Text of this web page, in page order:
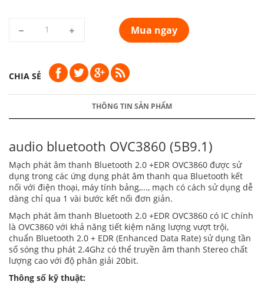
Mua ngay
CHIA SẺ
THÔNG TIN SẢN PHẨM
audio bluetooth OVC3860 (5B9.1)
Mạch phát âm thanh Bluetooth 2.0 +EDR OVC3860 được sử
dụng trong các ứng dụng phát âm thanh qua Bluetooth kết
nối với điện thoại, máy tính bảng,..., mạch có cách sử dụng dễ
dàng chỉ qua 1 vài bước kết nối đơn giản.
Mạch phát âm thanh Bluetooth 2.0 +EDR OVC3860 có IC chính
là OVC3860 với khả năng tiết kiệm năng lượng vượt trội,
chuẩn Bluetooth 2.0 + EDR (Enhanced Data Rate) sử dụng tần
số sóng thu phát 2.4Ghz có thể truyền âm thanh Stereo chất
lượng cao với độ phân giải 20bit.
Thông số kỹ thuật: